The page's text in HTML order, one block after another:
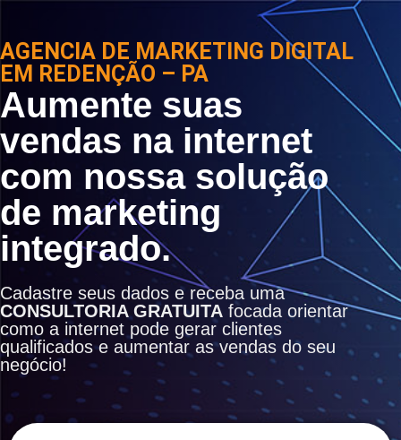
AGENCIA DE MARKETING DIGITAL
EM REDENÇÃO – PA
Aumente suas
vendas na internet
com nossa solução
de marketing
integrado.
Cadastre seus dados e receba uma
CONSULTORIA GRATUITA focada orientar
como a internet pode gerar clientes
qualificados e aumentar as vendas do seu
negócio!